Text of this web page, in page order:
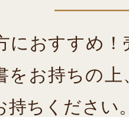
におすすめ！
をお持ちの
持ちください